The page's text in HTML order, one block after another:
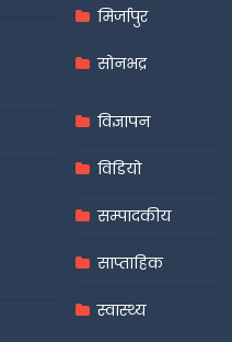
मिर्जापुर
सोनभद्र
विज्ञापन
विडियो
सम्पादकीय
साप्ताहिक
स्वास्थ्य